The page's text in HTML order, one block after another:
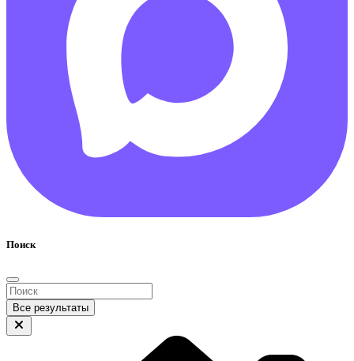
Поиск
Все результаты